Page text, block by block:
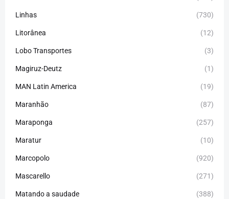
Linhas (730)
Litorânea (12)
Lobo Transportes (3)
Magiruz-Deutz (1)
MAN Latin America (19)
Maranhão (87)
Maraponga (257)
Maratur (10)
Marcopolo (920)
Mascarello (271)
Matando a saudade (388)